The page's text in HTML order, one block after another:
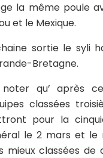
la même poule
et le Mexique.
sortie le syli
Bretagne.
qu’ après
classées
pour la
le 2 mars et le
mieux classées de